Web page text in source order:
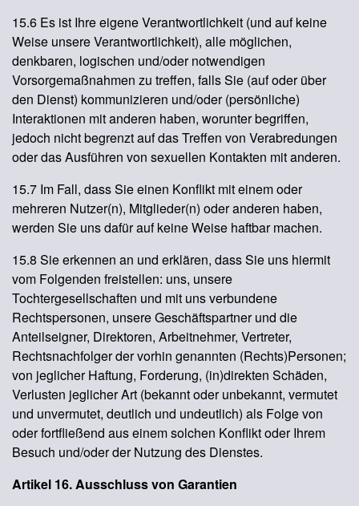
15.6 Es ist Ihre eigene Verantwortlichkeit (und auf keine
Weise unsere Verantwortlichkeit), alle möglichen,
denkbaren, logischen und/oder notwendigen
Vorsorgemaßnahmen zu treffen, falls Sie (auf oder über
den Dienst) kommunizieren und/oder (persönliche)
Interaktionen mit anderen haben, worunter begriffen,
jedoch nicht begrenzt auf das Treffen von Verabredungen
oder das Ausführen von sexuellen Kontakten mit anderen.
15.7 Im Fall, dass Sie einen Konflikt mit einem oder
mehreren Nutzer(n), Mitglieder(n) oder anderen haben,
werden Sie uns dafür auf keine Weise haftbar machen.
15.8 Sie erkennen an und erklären, dass Sie uns hiermit
vom Folgenden freistellen: uns, unsere
Tochtergesellschaften und mit uns verbundene
Rechtspersonen, unsere Geschäftspartner und die
Anteilseigner, Direktoren, Arbeitnehmer, Vertreter,
Rechtsnachfolger der vorhin genannten (Rechts)Personen;
von jeglicher Haftung, Forderung, (in)direkten Schäden,
Verlusten jeglicher Art (bekannt oder unbekannt, vermutet
und unvermutet, deutlich und undeutlich) als Folge von
oder fortfließend aus einem solchen Konflikt oder Ihrem
Besuch und/oder der Nutzung des Dienstes.
Artikel 16. Ausschluss von Garantien